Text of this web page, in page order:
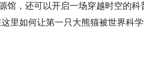
，还可以开启一场穿越时空的科
里如何让第一只大熊猫被世界科